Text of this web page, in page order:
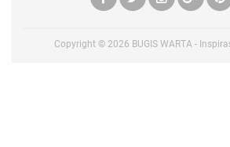
Copyright © 2026 BUGIS WARTA -